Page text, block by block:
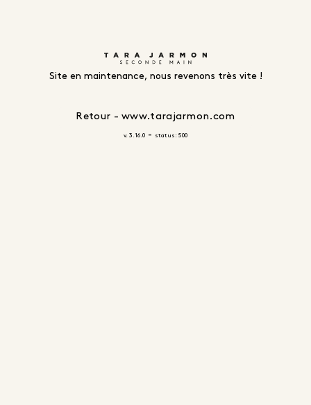
Site en maintenance, nous revenons très vite !
Retour - www.tarajarmon.com
v. 3.16.0 - status: 500